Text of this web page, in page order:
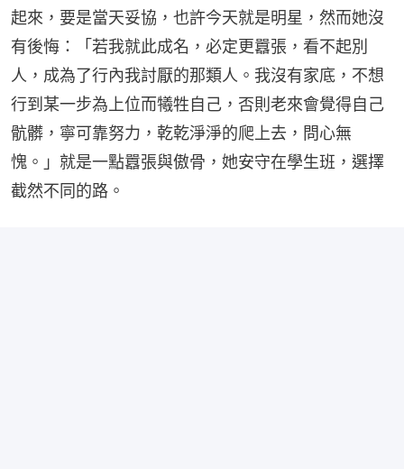
起來，要是當天妥協，也許今天就是明星，然而她沒
有後悔：「若我就此成名，必定更囂張，看不起別
人，成為了行內我討厭的那類人。我沒有家底，不想
行到某一步為上位而犧牲自己，否則老來會覺得自己
骯髒，寧可靠努力，乾乾淨淨的爬上去，問心無
愧。」就是一點囂張與傲骨，她安守在學生班，選擇
截然不同的路。